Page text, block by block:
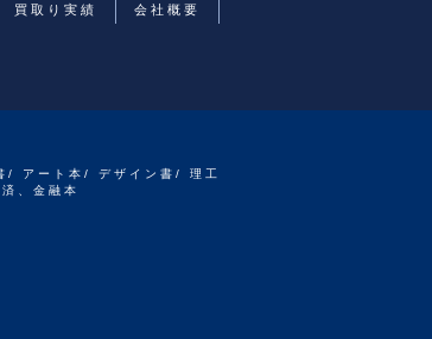
買取り実績 会社概要
アート本/ デザイン書/ 理工
、金融本